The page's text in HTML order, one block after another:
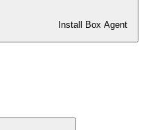
Install Box Agent